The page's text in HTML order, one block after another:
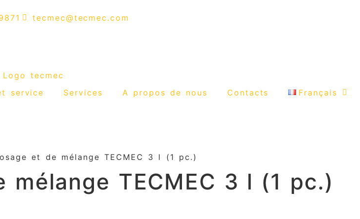
tecmec@tecmec.com
service Services A propos de nous Contacts Français
et de mélange TECMEC 3 l (1 pc.)
TECMEC 3 l (1 pc.)